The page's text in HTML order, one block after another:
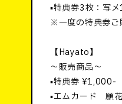
▪️特典券3枚：写
※一度の特典券
【Hayato】
～販売商品～
▪️特典券 ¥1,000-
▪️エムカード 願